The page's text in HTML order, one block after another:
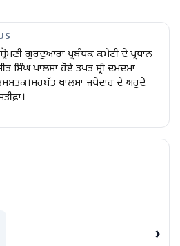
ਗੁਰਦੁਆਰਾ ਪ੍ਰਬੰਧਕ ਕਮੇਟੀ ਦੇ ਪ੍ਰਧਾਨ
ਸਿੰਘ ਖਾਲਸਾ ਹੋਏ ਤਖ਼ਤ ਸ੍ਰੀ ਦਮਦਮਾ
ਖਾਲਸਾ ਜਥੇਦਾਰ ਦੇ ਅਹੁਦੇ
›